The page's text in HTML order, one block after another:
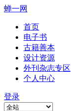
蝉一网
首页
电子书
古籍善本
设计资源
外刊杂志专区
个人中心
登录